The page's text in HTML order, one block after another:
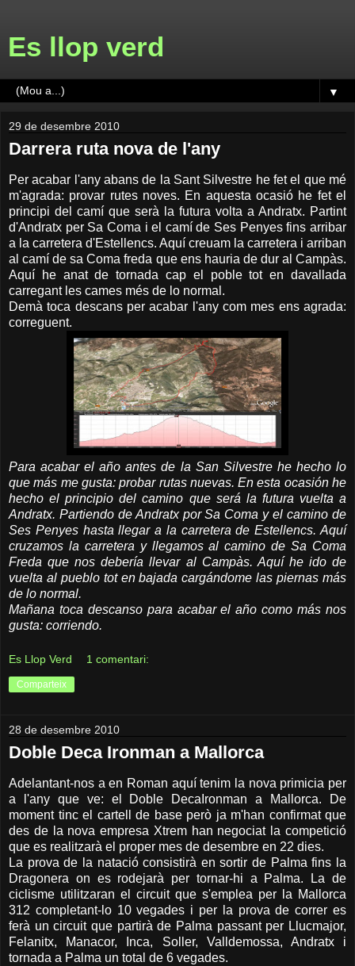
Es llop verd
▼
29 de desembre 2010
Darrera ruta nova de l'any
Per acabar l'any abans de la Sant Silvestre he fet el que mé
m'agrada: provar rutes noves. En aquesta ocasió he fet el
principi del camí que serà la futura volta a Andratx. Partint
d'Andratx per Sa Coma i el camí de Ses Penyes fins arribar
a la carretera d'Estellencs. Aquí creuam la carretera i arriban
al camí de sa Coma freda que ens hauria de dur al Campàs.
Aquí he anat de tornada cap el poble tot en davallada
carregant les cames més de lo normal.
Demà toca descans per acabar l'any com mes ens agrada:
correguent.
Para acabar el año antes de la San Silvestre he hecho lo
que más me gusta: probar rutas nuevas. En esta ocasión he
hecho el principio del camino que será la futura vuelta a
Andratx. Partiendo de Andratx por Sa Coma y el camino de
Ses Penyes hasta llegar a la carretera de Estellencs. Aquí
cruzamos la carretera y llegamos al camino de Sa Coma
Freda que nos debería llevar al Campàs. Aquí he ido de
vuelta al pueblo tot en bajada cargándome las piernas más
de lo normal.
Mañana toca descanso para acabar el año como más nos
gusta: corriendo.
Es Llop Verd 1 comentari:
Comparteix
28 de desembre 2010
Doble Deca Ironman a Mallorca
Adelantant-nos a en Roman aquí tenim la nova primicia per
a l'any que ve: el Doble DecaIronman a Mallorca. De
moment tinc el cartell de base però ja m'han confirmat que
des de la nova empresa Xtrem han negociat la competició
que es realitzarà el proper mes de desembre en 22 dies.
La prova de la natació consistirà en sortir de Palma fins la
Dragonera on es rodejarà per tornar-hi a Palma. La de
ciclisme utilitzaran el circuit que s'emplea per la Mallorca
312 completant-lo 10 vegades i per la prova de correr es
ferà un circuit que partirà de Palma passant per Llucmajor,
Felanitx, Manacor, Inca, Soller, Valldemossa, Andratx i
tornada a Palma un total de 6 vegades.